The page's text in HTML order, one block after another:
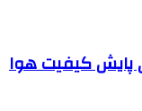
پایش کیفیت هوا